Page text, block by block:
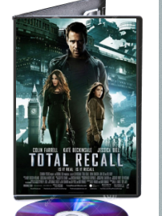
DESAFIO
TOTAL 2012